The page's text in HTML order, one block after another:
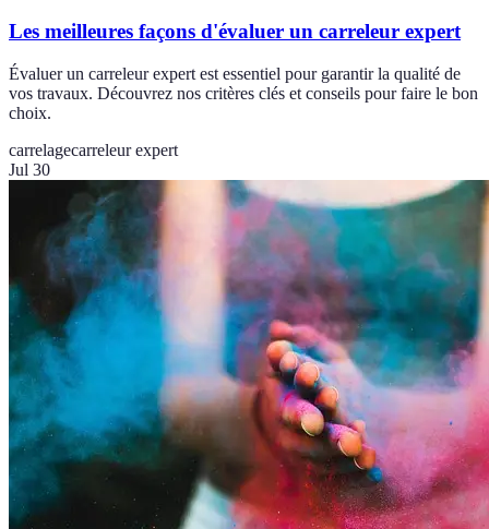
Les meilleures façons d'évaluer un carreleur expert
Évaluer un carreleur expert est essentiel pour garantir la qualité de
vos travaux. Découvrez nos critères clés et conseils pour faire le bon
choix.
carrelagecarreleur expert
Jul 30